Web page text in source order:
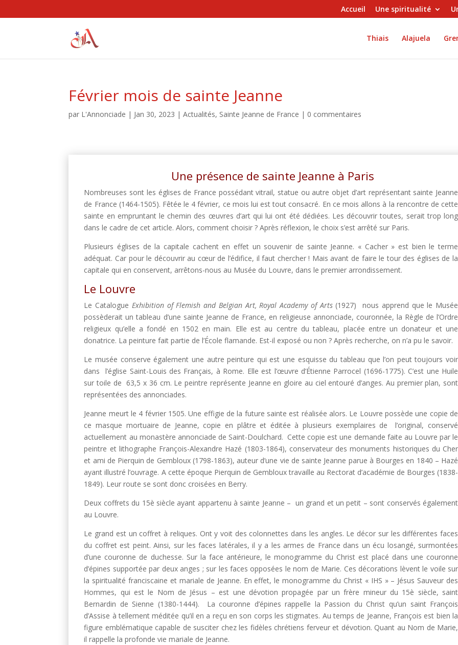
Accueil Une spiritualité
Thiais Alajuela
Février mois de sainte Jeanne
par L'Annonciade | Jan 30, 2023 |Actualités, Sainte Jeanne de France | 0 commentaires
Une présence de sainte Jeanne à Paris
Nombreuses sont les églises de France possédant vitrail, statue ou autre objet d’art représentant sainte Jeanne
de France (1464-1505). Fêtée le 4 février, ce mois lui est tout consacré. En ce mois allons à la rencontre de cette
sainte en empruntant le chemin des œuvres d’art qui lui ont été dédiées. Les découvrir toutes, serait trop long
dans le cadre de cet article. Alors, comment choisir ? Après réflexion, le choix s’est arrêté sur Paris.
Plusieurs églises de la capitale cachent en effet un souvenir de sainte Jeanne. « Cacher » est bien le terme
adéquat. Car pour le découvrir au cœur de l’édifice, il faut chercher ! Mais avant de faire le tour des églises de la
capitale qui en conservent, arrêtons-nous au Musée du Louvre, dans le premier arrondissement.
Le Louvre
Le Catalogue Exhibition of Flemish and Belgian Art, Royal Academy of Arts(1927) nous apprend que le Musée
possèderait un tableau d’une sainte Jeanne de France, en religieuse annonciade, couronnée, la Règle de l’Ordre
religieux qu’elle a fondé en 1502 en main. Elle est au centre du tableau, placée entre un donateur et une
donatrice. La peinture fait partie de l’École flamande. Est-il exposé ou non ? Après recherche, on n’a pu le savoir.
Le musée conserve également une autre peinture qui est une esquisse du tableau que l’on peut toujours voir
dans l’église Saint-Louis des Français, à Rome. Elle est l’œuvre d’Étienne Parrocel (1696-1775). C’est une Huile
sur toile de 63,5 x 36 cm. Le peintre représente Jeanne en gloire au ciel entouré d’anges. Au premier plan, sont
représentées des annonciades.
Jeanne meurt le 4 février 1505. Une effigie de la future sainte est réalisée alors. Le Louvre possède une copie de
ce masque mortuaire de Jeanne, copie en plâtre et éditée à plusieurs exemplaires de l’original, conservé
actuellement au monastère annonciade de Saint-Doulchard. Cette copie est une demande faite au Louvre par le
peintre et lithographe François-Alexandre Hazé (1803-1864), conservateur des monuments historiques du Cher
et ami de Pierquin de Gembloux (1798-1863), auteur d’une vie de sainte Jeanne parue à Bourges en 1840 – Hazé
ayant illustré l’ouvrage. A cette époque Pierquin de Gembloux travaille au Rectorat d’académie de Bourges (1838-
1849). Leur route se sont donc croisées en Berry.
Deux coffrets du 15è siècle ayant appartenu à sainte Jeanne – un grand et un petit – sont conservés également
au Louvre.
Le grand est un coffret à reliques. Ont y voit des colonnettes dans les angles. Le décor sur les différentes faces
du coffret est peint. Ainsi, sur les faces latérales, il y a les armes de France dans un écu losangé, surmontées
d’une couronne de duchesse. Sur la face antérieure, le monogramme du Christ est placé dans une couronne
d’épines supportée par deux anges ; sur les faces opposées le nom de Marie. Ces décorations lèvent le voile sur
la spiritualité franciscaine et mariale de Jeanne. En effet, le monogramme du Christ « IHS » – Jésus Sauveur des
Hommes, qui est le Nom de Jésus – est une dévotion propagée par un frère mineur du 15è siècle, saint
Bernardin de Sienne (1380-1444). La couronne d’épines rappelle la Passion du Christ qu’un saint François
d’Assise à tellement méditée qu’il en a reçu en son corps les stigmates. Au temps de Jeanne, François est bien la
figure emblématique capable de susciter chez les fidèles chrétiens ferveur et dévotion. Quant au Nom de Marie,
il rappelle la profonde vie mariale de Jeanne.